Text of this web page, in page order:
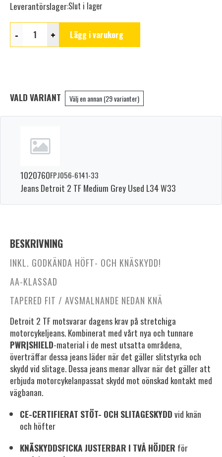
Leverantörslager:Slut i lager
- + Lägg i varukorg
VALD VARIANT Välj en annan (29 varianter)
1020760FPJ056-6141-33
Jeans Detroit 2 TF Medium Grey Used L34 W33
BESKRIVNING
INKL. GODKÄNDA HÖFT- OCH KNÄSKYDD!
AA-KLASSAD
TAPERED FIT / AVSMALNANDE NEDAN KNÄ
Detroit 2 TF motsvarar dagens krav på stretchiga
motorcykeljeans. Kombinerat med vårt nya och tunnare
PWR|SHIELD-material i de mest utsatta områdena,
överträffar dessa jeans läder när det gäller slitstyrka och
skydd vid slitage. Dessa jeans menar allvar när det gäller att
erbjuda motorcykelanpassat skydd mot oönskad kontakt med
vägbanan.
CE-CERTIFIERAT STÖT- OCH SLITAGESKYDDvid knän
och höfter
KNÄSKYDDSFICKA JUSTERBAR I TVÅ HÖJDER för